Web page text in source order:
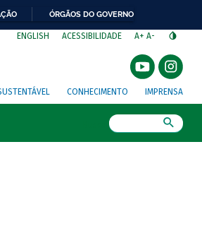
ÓRGÃOS DO GOVERNO
ENGLISH ACESSIBILIDADE A+ A-
CONHECIMENTO IMPRENSA